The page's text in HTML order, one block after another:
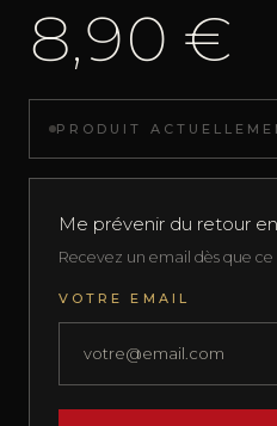
8,90 €
PRODUIT
Me prévenir du retour
Recevez un email dès que
VOTRE EMAIL